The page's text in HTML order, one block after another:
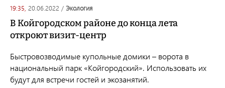
19:35, 20.06.2022 / экология
В Койгородском районе до конца лета
откроют визит-центр
Быстровозводимые купольные домики – ворота в
национальный парк «Койгородский». Использовать их
будут для встречи гостей и экозанятий.